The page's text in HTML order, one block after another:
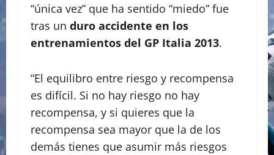
“única vez” que ha sentido “miedo” fue
tras un duro accidente en los
entrenamientos del GP Italia 2013.
“El equilibro entre riesgo y recompensa
es difícil. Si no hay riesgo no hay
recompensa, y si quieres que la
recompensa sea mayor que la de los
demás tienes que asumir más riesgos